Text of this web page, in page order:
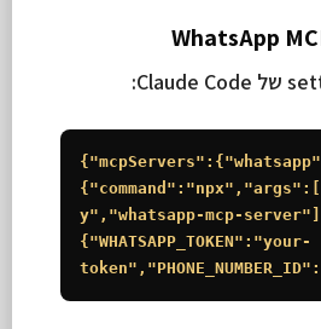
y","whatsapp-mcp-
{"WHATSAPP_TOKEN":"your-